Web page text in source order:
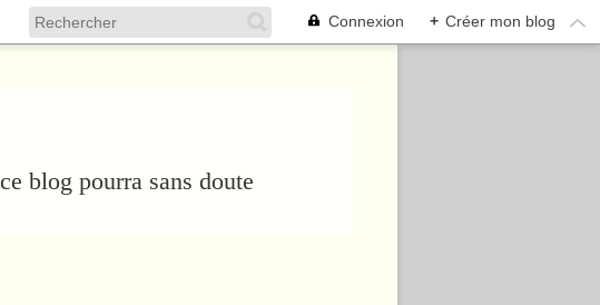
Connexion + Créer mon blog
blog pourra sans doute